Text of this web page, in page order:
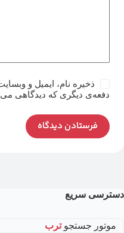
ذخیره نام، ایمیل و
دفعه‌ی دیگری که دیدگاهی
فرستادن دیدگاه
دسترسی سریع
موتور جستجوترب